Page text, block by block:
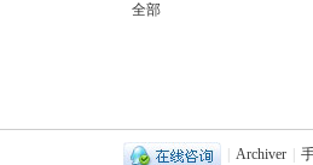
全部
Archiver